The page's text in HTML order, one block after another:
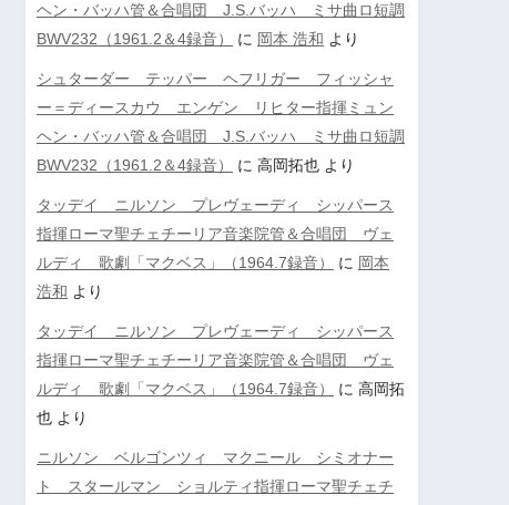
ヘン・バッハ管＆合唱団 J.S.バッハ ミサ曲ロ短調
BWV232（1961.2＆4録音）
に 岡本 浩和 より
シュターダー テッパー ヘフリガー フィッシャ
ー＝ディースカウ エンゲン リヒター指揮ミュン
ヘン・バッハ管＆合唱団 J.S.バッハ ミサ曲ロ短調
BWV232（1961.2＆4録音）
に 高岡拓也 より
タッデイ ニルソン プレヴェーディ シッパース
指揮ローマ聖チェチーリア音楽院管＆合唱団 ヴェ
ルディ 歌劇「マクベス」（1964.7録音）
に 岡本
浩和 より
タッデイ ニルソン プレヴェーディ シッパース
指揮ローマ聖チェチーリア音楽院管＆合唱団 ヴェ
ルディ 歌劇「マクベス」（1964.7録音）
に 高岡拓
也 より
ニルソン ベルゴンツィ マクニール シミオナー
ト スタールマン ショルティ指揮ローマ聖チェチ